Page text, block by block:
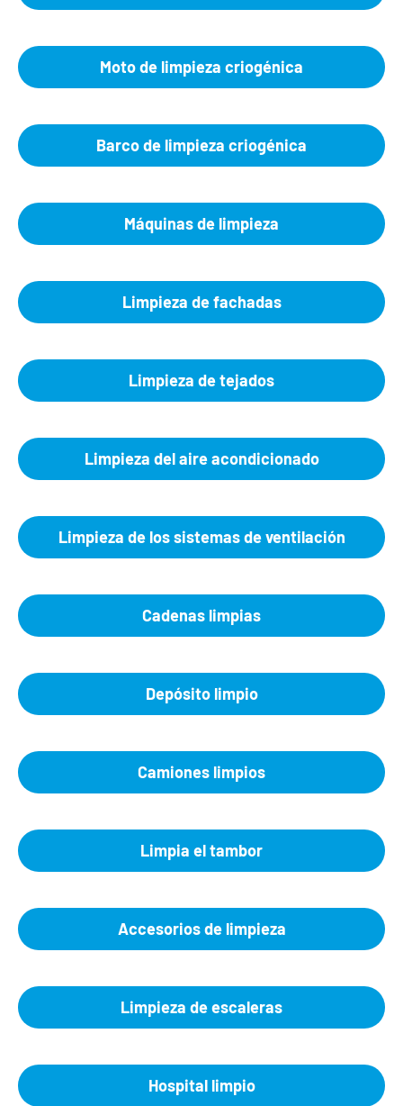
Moto de limpieza criogénica
Barco de limpieza criogénica
Máquinas de limpieza
Limpieza de fachadas
Limpieza de tejados
Limpieza del aire acondicionado
Limpieza de los sistemas de ventilación
Cadenas limpias
Depósito limpio
Camiones limpios
Limpia el tambor
Accesorios de limpieza
Limpieza de escaleras
Hospital limpio